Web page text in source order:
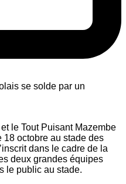
le Tout Puisant Mazembe
octobre au stade des
dans le cadre de la
deux grandes équipes
le public au stade.